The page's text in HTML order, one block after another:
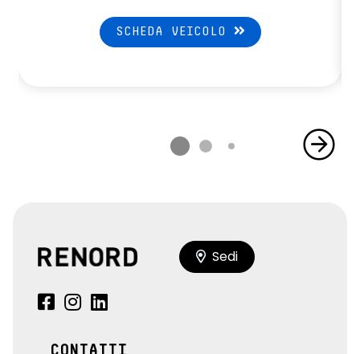
SCHEDA VEICOLO
Sedi
CONTATTI